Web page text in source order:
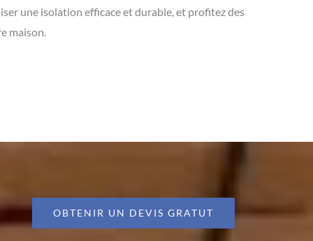
une isolation efficace et durable, et profitez des
maison.
OBTENIR UN DEVIS GRATUT